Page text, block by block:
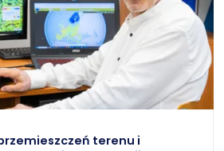
terenu i